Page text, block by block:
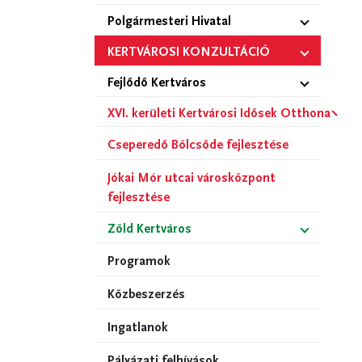
Polgármesteri Hivatal
KERTVÁROSI KONZULTÁCIÓ
Fejlődő Kertváros
XVI. kerületi Kertvárosi Idősek Otthona
Cseperedő Bölcsőde fejlesztése
Jókai Mór utcai városközpont
fejlesztése
Zöld Kertváros
Programok
Közbeszerzés
Ingatlanok